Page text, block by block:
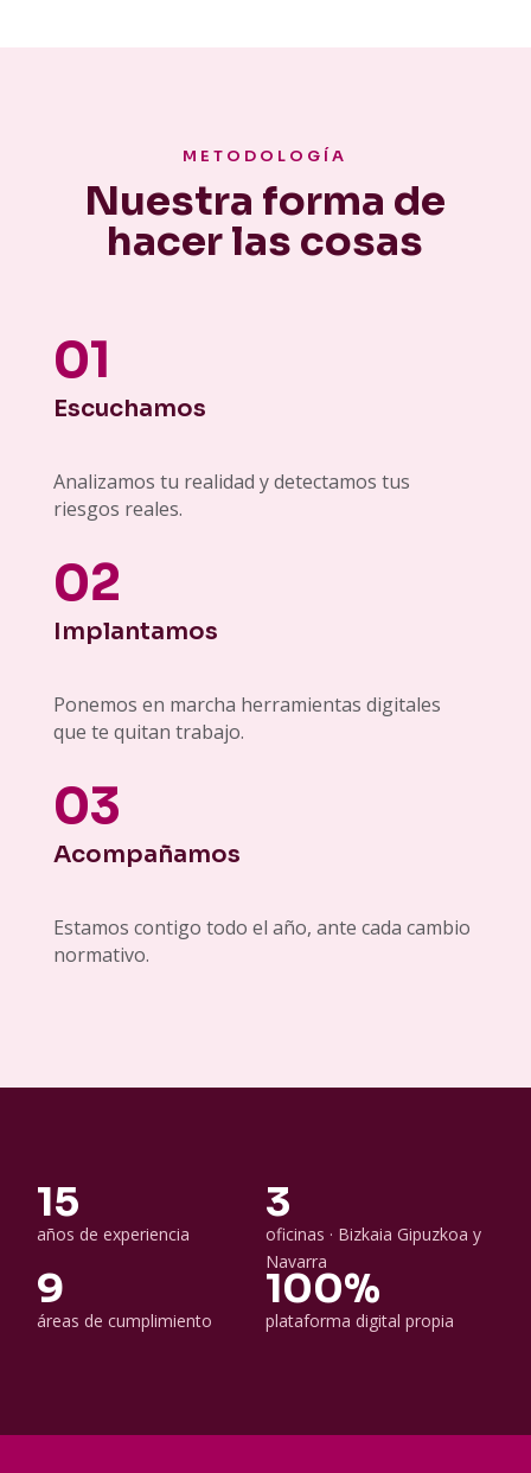
METODOLOGÍA
Nuestra forma de
hacer las cosas
01
Escuchamos
Analizamos tu realidad y detectamos tus
riesgos reales.
02
Implantamos
Ponemos en marcha herramientas digitales
que te quitan trabajo.
03
Acompañamos
Estamos contigo todo el año, ante cada cambio
normativo.
15
años de experiencia
3
oficinas · Bizkaia Gipuzkoa y
Navarra
9
áreas de cumplimiento
100%
plataforma digital propia